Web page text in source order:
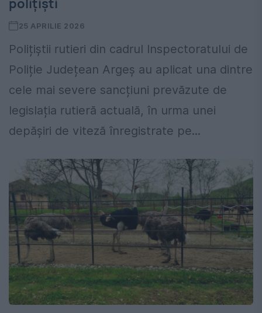
polițiști
25 APRILIE 2026
Polițiștii rutieri din cadrul Inspectoratului de
Poliție Județean Argeș au aplicat una dintre
cele mai severe sancțiuni prevăzute de
legislația rutieră actuală, în urma unei
depășiri de viteză înregistrate pe...